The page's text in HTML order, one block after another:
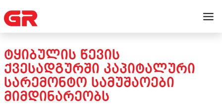
ᲢᲧᲘᲑᲣᲚᲘᲡ ᲬᲔᲕᲘᲡ
ᲥᲕᲔᲡᲐᲓᲒᲣᲠᲨᲘ ᲙᲐᲞᲘᲢᲐᲚᲣᲠᲘ
ᲡᲐᲠᲔᲛᲝᲜᲢᲝ ᲡᲐᲛᲣᲨᲐᲝᲔᲑᲘ
ᲛᲘᲛᲓᲘᲜᲐᲠᲔᲝᲑᲡ